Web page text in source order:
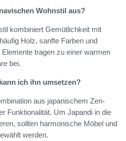
Wohnstil aus?
kombiniert Gemütlichkeit mit
Holz, sanfte Farben und
tragen zu einer warmen
bei.
ich ihn umsetzen?
aus japanischem Zen-
Funktionalität. Um Japandi in die
sollten harmonische Möbel und
werden.